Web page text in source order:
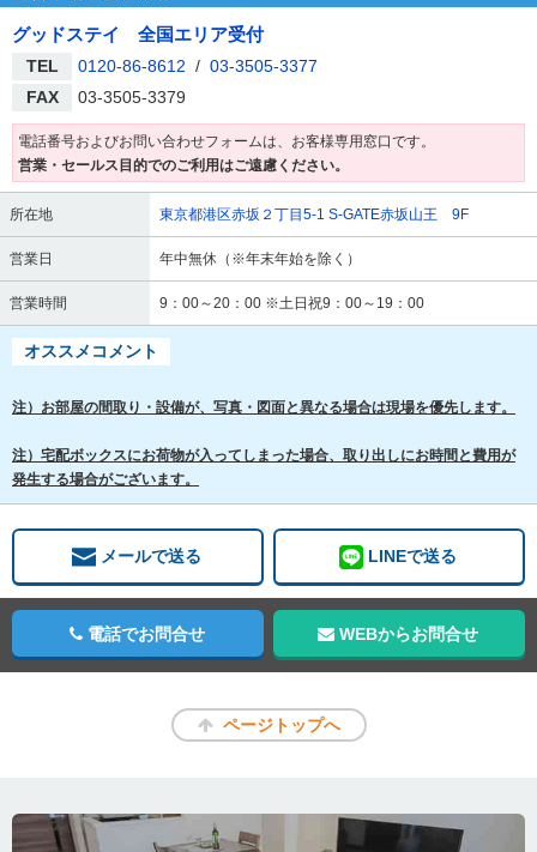
グッドステイ 全国エリア受付
TEL 0120-86-8612 / 03-3505-3377
FAX
03-3505-3379
電話番号およびお問い合わせフォームは、お客様専用窓口です。
営業・セールス目的でのご利用はご遠慮ください。
所在地 東京都港区赤坂２丁目5-1 S-GATE赤坂山王 9F
営業日 年中無休（※年末年始を除く）
営業時間 9：00～20：00 ※土日祝9：00～19：00
オススメコメント
注）お部屋の間取り・設備が、写真・図面と異なる場合は現場を優先します。
注）宅配ボックスにお荷物が入ってしまった場合、取り出しにお時間と費用が
発生する場合がございます。
メールで送る LINEで送る
電話でお問合せ WEBからお問合せ
ページトップへ